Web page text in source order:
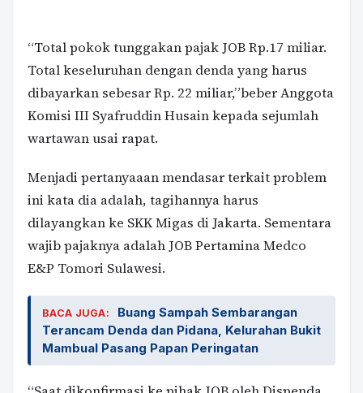
“Total pokok tunggakan pajak JOB Rp.17 miliar.
Total keseluruhan dengan denda yang harus
dibayarkan sebesar Rp. 22 miliar,”beber Anggota
Komisi III Syafruddin Husain kepada sejumlah
wartawan usai rapat.
Menjadi pertanyaaan mendasar terkait problem
ini kata dia adalah, tagihannya harus
dilayangkan ke SKK Migas di Jakarta. Sementara
wajib pajaknya adalah JOB Pertamina Medco
E&P Tomori Sulawesi.
BACA JUGA:
Buang Sampah Sembarangan
Terancam Denda dan Pidana, Kelurahan Bukit
Mambual Pasang Papan Peringatan